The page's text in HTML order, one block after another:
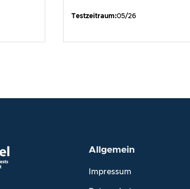
Testzeitraum:05/26
Allgemein
Impressum